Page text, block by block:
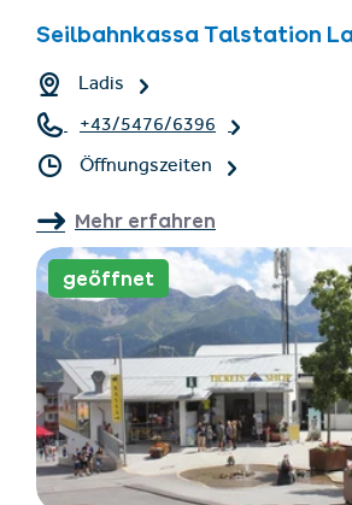
Seilbahnkassa Talstation
Ladis
+43/5476/6396
Öffnungszeiten
Mehr erfahren
geöffnet